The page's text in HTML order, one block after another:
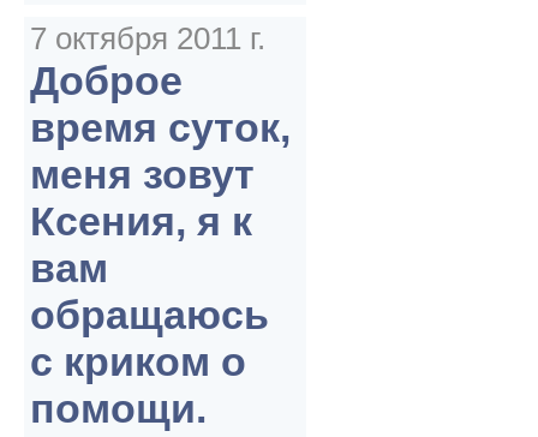
7 октября 2011 г.
Доброе
время суток,
меня зовут
Ксения, я к
вам
обращаюсь
с криком о
помощи.